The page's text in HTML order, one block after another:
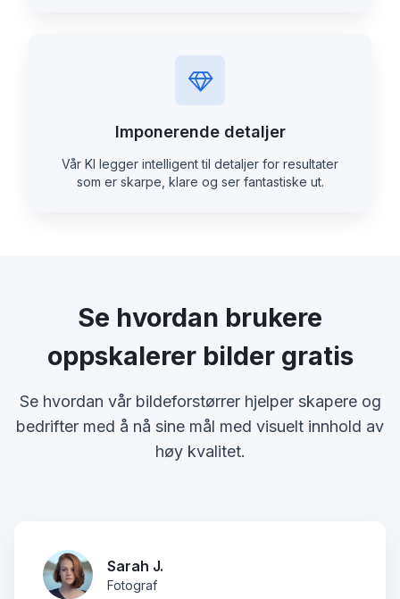
Imponerende detaljer
Vår KI legger intelligent til detaljer for resultater
som er skarpe, klare og ser fantastiske ut.
Se hvordan brukere
oppskalerer bilder gratis
Se hvordan vår bildeforstørrer hjelper skapere og
bedrifter med å nå sine mål med visuelt innhold av
høy kvalitet.
Sarah J.
Fotograf